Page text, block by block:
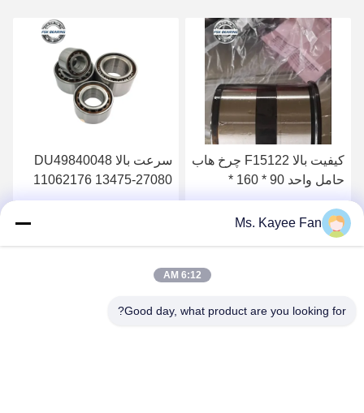
کیفیت بالا F15122 چرخ هاب
حامل واحد 90 * 160 *
125mm قطعات معدنی برای
ولوو
بهترین قیمت را دریافت کنید
سرعت بالا DU49840048
11062176 13475-27080
چرخ محور لگن
بهترین قیمت را دریافت کنید Ms. Kayee Fan
6:12 AM
Good day, what product are you looking for?